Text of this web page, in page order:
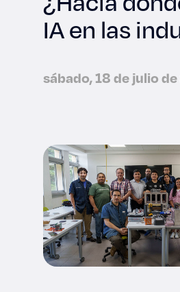
IA en las
sábado, 18 de julio